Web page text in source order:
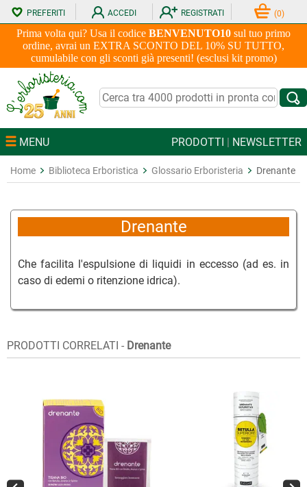
Prima volta qui? Usa il codice BENVENUTO10 sul tuo primo
ordine, avrai un EXTRA SCONTO DEL 10% SU TUTTO,
cumulabile con gli sconti già presenti! (esclusi kit promo)
PREFERITI ACCEDI REGISTRATI (0)
MENU PRODOTTI | NEWSLETTER
Home Biblioteca Erboristica Glossario Erboristeria Drenante
Drenante
Che facilita l'espulsione di liquidi in eccesso (ad es. in
caso di edemi o ritenzione idrica).
PRODOTTI CORRELATI - Drenante